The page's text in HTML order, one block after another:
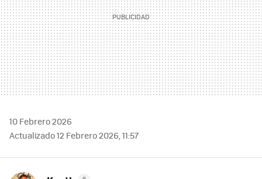
10 Febrero 2026
Actualizado 12 Febrero 2026, 11:57